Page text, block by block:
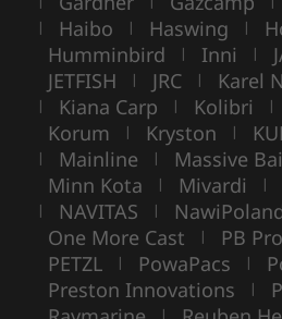
| Haibo | Haswing |
Humminbird | Inni |
JETFISH | JRC | Karel
| Kiana Carp | Kolibri |
Korum | Kryston |
| Mainline | Massive
Minn Kota | Mivardi |
| NAVITAS |
One More Cast | PB
PETZL | PowaPacs |
Preston Innovations |
|